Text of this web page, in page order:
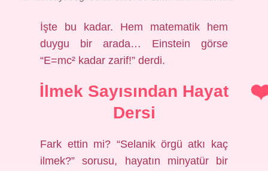
İşte bu kadar. Hem matematik hem
duygu bir arada… Einstein görse
“E=mc² kadar zarif!” derdi.
İlmek Sayısından Hayat
Dersi
Fark ettin mi? “Selanik örgü atkı kaç
ilmek?” sorusu, hayatın minyatür bir